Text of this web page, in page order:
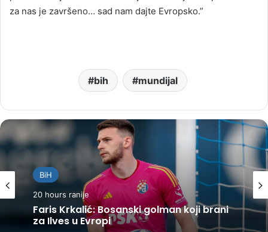
za nas je završeno… sad nam dajte Evropsko.”
bih mundijal
BiH
20 hours ranije
Faris Krkalić: Bosanski golman koji brani
za Ilves u Evropi